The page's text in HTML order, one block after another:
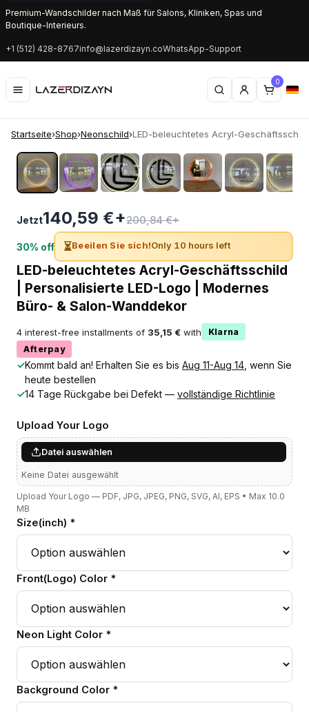
Premium-Wandschilder nach Maß für Salons, Kliniken, Spas und
Boutique-Interieurs.
+1 (512) 428-8767info@lazerdizayn.coWhatsApp-Support
0
Startseite›Shop›Neonschild›LED-beleuchtetes Acryl-
‹ ›
Jetzt140,59 €+200,84 €+
30% off ⏳Beeilen Sie sich!Only 10 hours left
LED-beleuchtetes Acryl-Geschäftsschild
| Personalisierte LED-Logo | Modernes
Büro- & Salon-Wanddekor
4 interest-free installments of 35,15 € with
Klarna
Afterpay
✓Kommt bald an! Erhalten Sie es bis Aug 11-Aug 14 , wenn Sie
heute bestellen
✓14 Tage Rückgabe bei Defekt — vollständige Richtlinie
Upload Your Logo
Datei auswählen
Keine Datei ausgewählt
Upload Your Logo — PDF, JPG, JPEG, PNG, SVG, AI, EPS • Max 10.0
MB
Size(inch) *
Front(Logo) Color *
Neon Light Color *
Background Color *